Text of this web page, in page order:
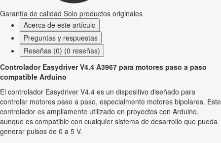
Garantía de calidad Solo productos originales
Acerca de este artículo
Preguntas y respuestas
Reseñas (0) (0 reseñas)
Controlador Easydriver V4.4 A3967 para motores paso a paso
compatible Arduino
El controlador Easydriver V4.4 es un dispositivo diseñado para
controlar motores paso a paso, especialmente motores bipolares. Este
controlador es ampliamente utilizado en proyectos con Arduino,
aunque es compatible con cualquier sistema de desarrollo que pueda
generar pulsos de 0 a 5 V.